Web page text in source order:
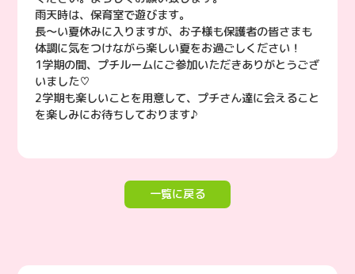
雨天時は、保育室で遊びます。
長〜い夏休みに入りますが、お子様も保護者の皆さまも
体調に気をつけながら楽しい夏をお過ごしください！
1学期の間、プチルームにご参加いただきありがとうござ
いました♡
2学期も楽しいことを用意して、プチさん達に会えること
を楽しみにお待ちしております♪
一覧に戻る